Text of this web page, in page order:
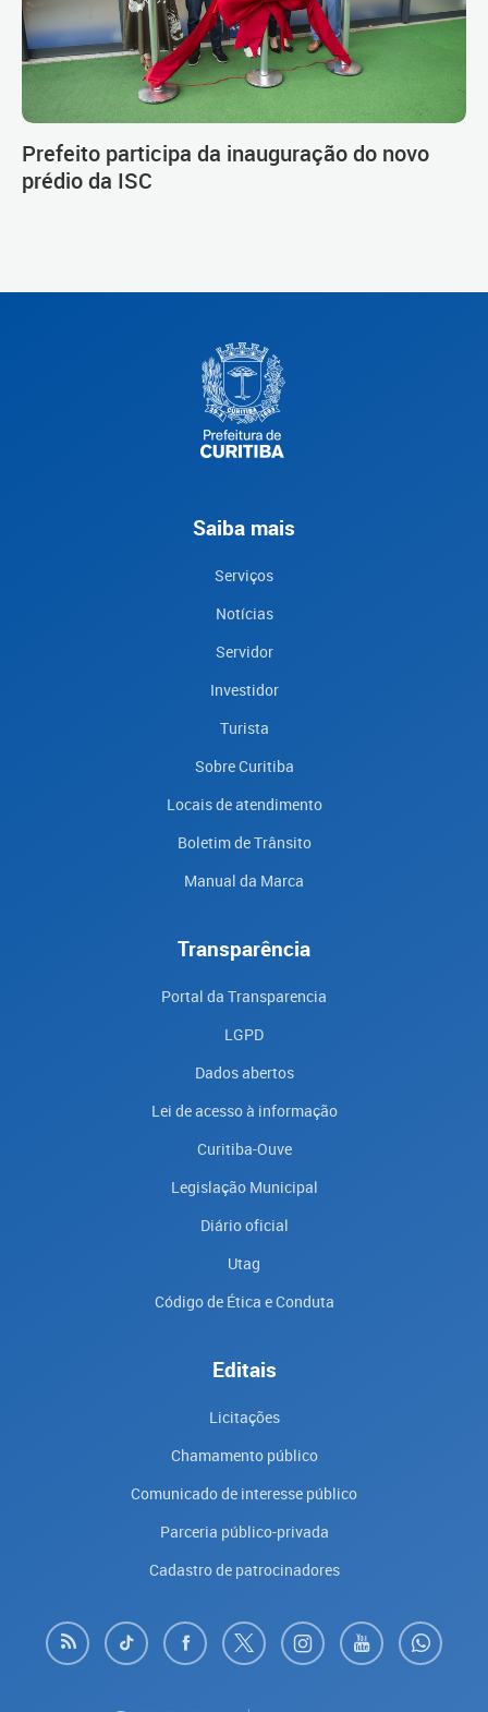
Prefeito participa da inauguração do novo
prédio da ISC
Saiba mais
Serviços
Notícias
Servidor
Investidor
Turista
Sobre Curitiba
Locais de atendimento
Boletim de Trânsito
Manual da Marca
Transparência
Portal da Transparencia
LGPD
Dados abertos
Lei de acesso à informação
Curitiba-Ouve
Legislação Municipal
Diário oficial
Utag
Código de Ética e Conduta
Editais
Licitações
Chamamento público
Comunicado de interesse público
Parceria público-privada
Cadastro de patrocinadores